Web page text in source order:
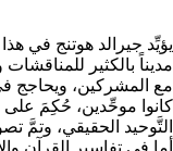
يؤيِّد جيرالد هوتنج في
مديناً بالكثير
مع المشركين، ويحاجج
كانوا موحِّدين، حُكِمَ على
التَّوحيد الحقيقي، وتمَّ
أما في تفاسير القرآن